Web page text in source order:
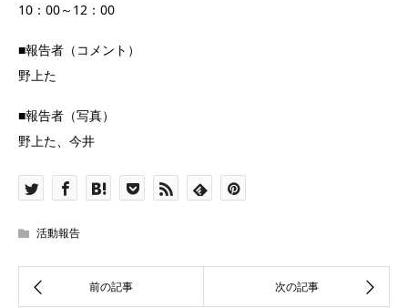
10：00～12：00
■報告者（コメント）
野上た
■報告者（写真）
野上た、今井
活動報告